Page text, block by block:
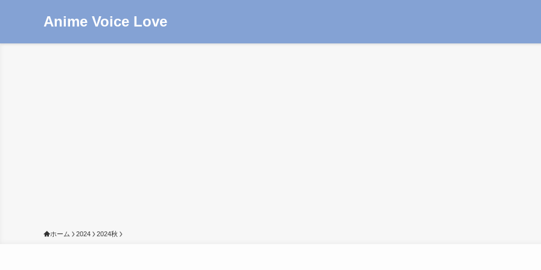
Anime Voice Love
ホーム 2024 2024秋